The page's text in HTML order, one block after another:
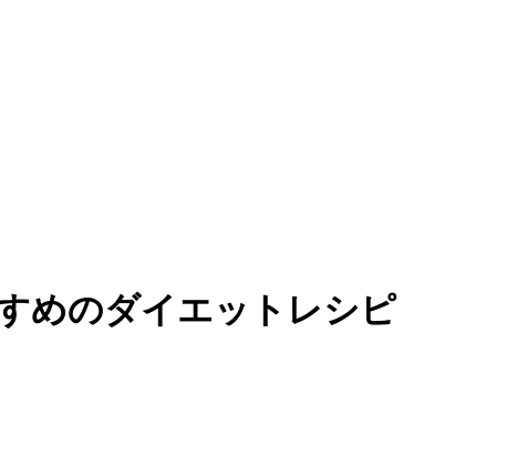
めのダイエットレシピ